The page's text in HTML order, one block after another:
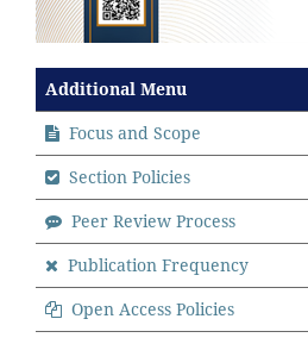
Additional Menu
Focus and Scope
Section Policies
Peer Review Process
Publication Frequency
Open Access Policies